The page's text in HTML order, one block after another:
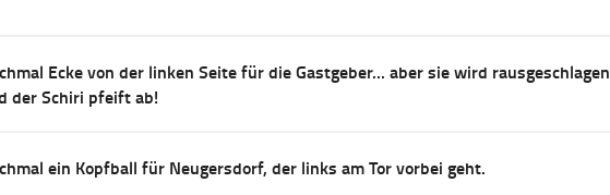
Ecke von der linken Seite für die Gastgeber... aber sie wird rausgeschlagen
der Schiri pfeift ab!
ein Kopfball für Neugersdorf, der links am Tor vorbei geht.